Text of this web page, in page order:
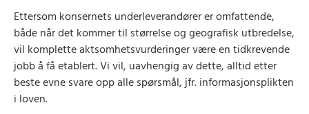
Ettersom konsernets underleverandører er omfattende,
både når det kommer til størrelse og geografisk utbredelse,
vil komplette aktsomhetsvurderinger være en tidkrevende
jobb å få etablert. Vi vil, uavhengig av dette, alltid etter
beste evne svare opp alle spørsmål, jfr. informasjonsplikten
i loven.